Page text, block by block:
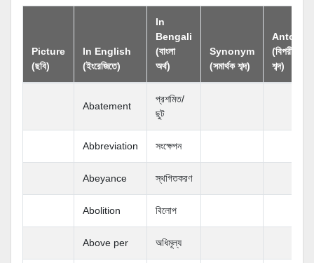
Picture
(ছবি)
In English
(ইংরেজিতে)
In
Bengali
(বাংলা
অর্থ)
Synonym
(সমার্থক শব্দ)
(বিপরীতার্থক
শব্দ)
Abatement
প্রশমিত/
ছুট
Abbreviation সংক্ষেপন
Abeyance স্থগিতকরণ
Abolition বিলোপ
Above per অধিমূল্য